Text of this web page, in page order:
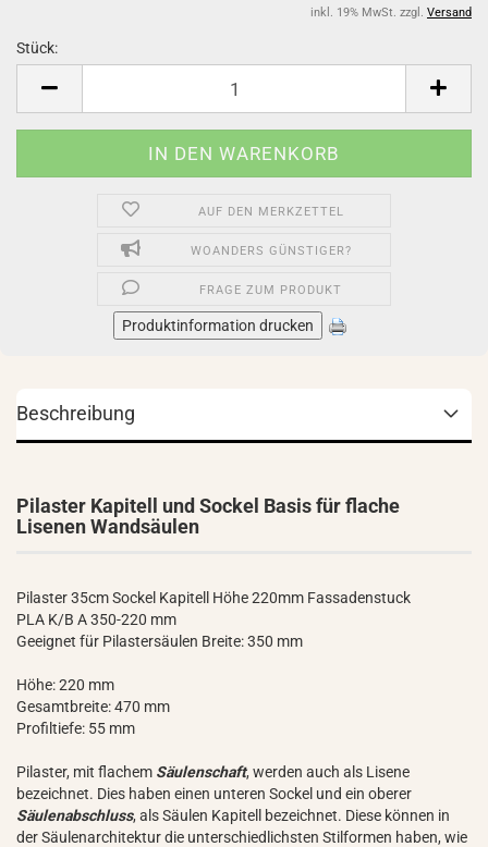
inkl. 19% MwSt. zzgl. Versand
Stück:
AUF DEN MERKZETTEL
WOANDERS GÜNSTIGER?
FRAGE ZUM PRODUKT
Produktinformation drucken
Beschreibung
Pilaster Kapitell und Sockel Basis für flache
Lisenen Wandsäulen
Pilaster 35cm Sockel Kapitell Höhe 220mm Fassadenstuck
PLA K/B A 350-220 mm
Geeignet für Pilastersäulen Breite: 350 mm
Höhe: 220 mm
Gesamtbreite: 470 mm
Profiltiefe: 55 mm
Pilaster, mit flachem Säulenschaft, werden auch als Lisene
bezeichnet. Dies haben einen unteren Sockel und ein oberer
Säulenabschluss, als Säulen Kapitell bezeichnet. Diese können in
der Säulenarchitektur die unterschiedlichsten Stilformen haben, wie